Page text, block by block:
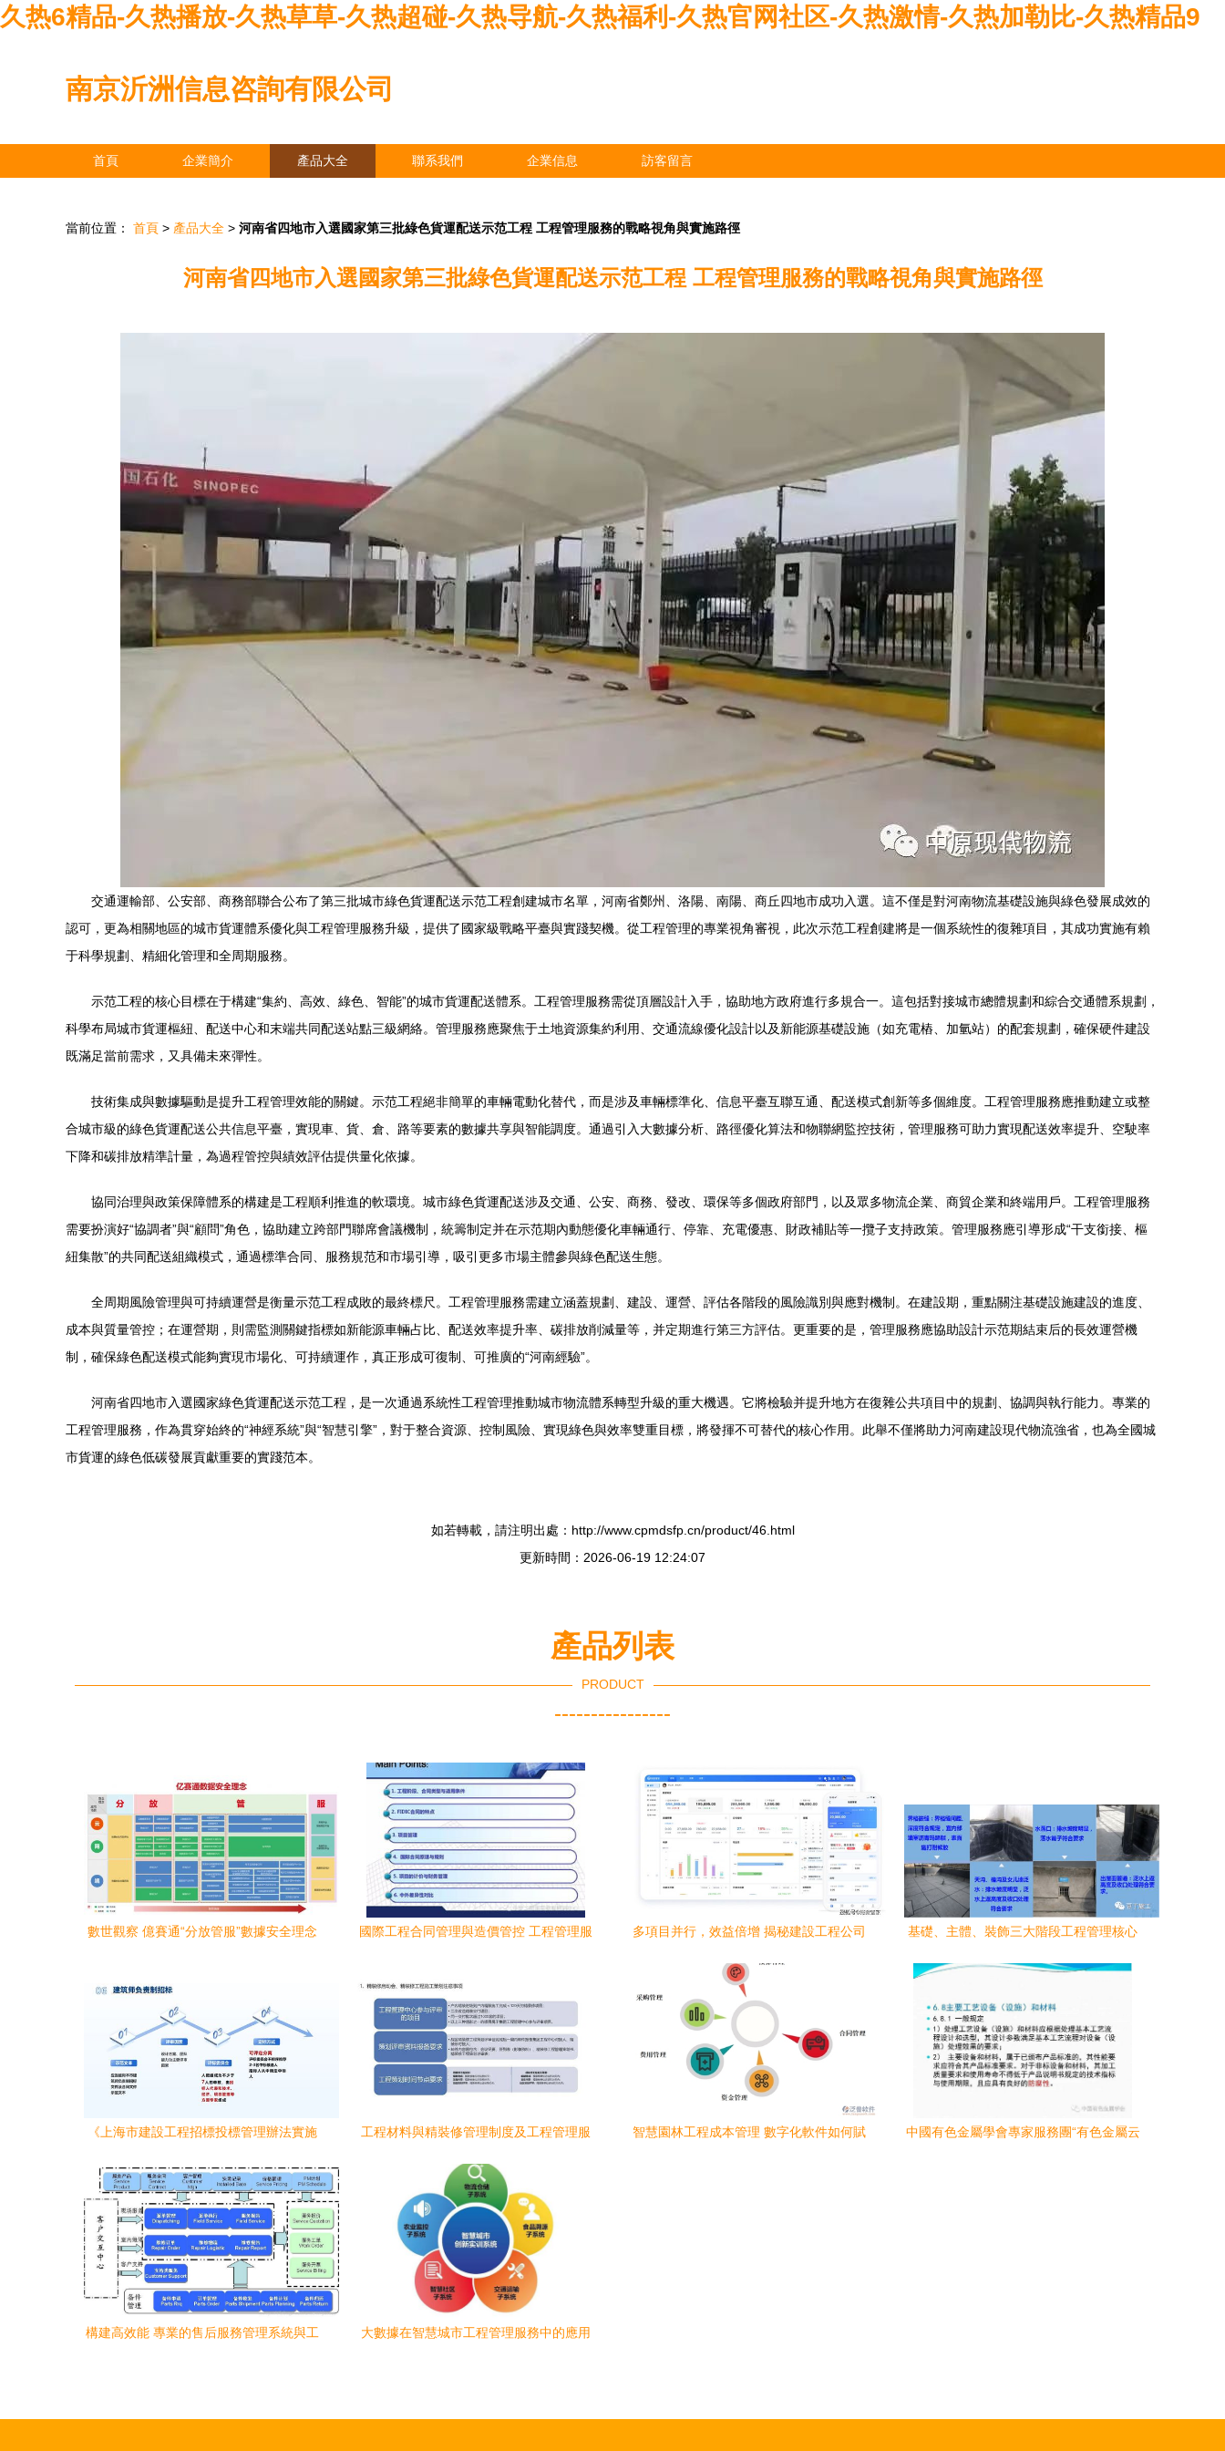
久热6精品-久热播放-久热草草-久热超碰-久热导航-久热福利-久热官网社区-久热激情-久热加勒比-久热精品9
南京沂洲信息咨詢有限公司
首頁 企業簡介 產品大全 聯系我們 企業信息 訪客留言
當前位置： 首頁 > 產品大全 > 河南省四地市入選國家第三批綠色貨運配送示范工程 工程管理服務的戰略視角與實施路徑
河南省四地市入選國家第三批綠色貨運配送示范工程 工程管理服務的戰略視角與實施路徑
交通運輸部、公安部、商務部聯合公布了第三批城市綠色貨運配送示范工程創建城市名單，河南省鄭州、洛陽、南陽、商丘四地市成功入選。這不僅是對河南物流基礎設施與綠色發展成效的
認可，更為相關地區的城市貨運體系優化與工程管理服務升級，提供了國家級戰略平臺與實踐契機。從工程管理的專業視角審視，此次示范工程創建將是一個系統性的復雜項目，其成功實施有賴
于科學規劃、精細化管理和全周期服務。
示范工程的核心目標在于構建“集約、高效、綠色、智能”的城市貨運配送體系。工程管理服務需從頂層設計入手，協助地方政府進行多規合一。這包括對接城市總體規劃和綜合交通體系規劃，
科學布局城市貨運樞紐、配送中心和末端共同配送站點三級網絡。管理服務應聚焦于土地資源集約利用、交通流線優化設計以及新能源基礎設施（如充電樁、加氫站）的配套規劃，確保硬件建設
既滿足當前需求，又具備未來彈性。
技術集成與數據驅動是提升工程管理效能的關鍵。示范工程絕非簡單的車輛電動化替代，而是涉及車輛標準化、信息平臺互聯互通、配送模式創新等多個維度。工程管理服務應推動建立或整
合城市級的綠色貨運配送公共信息平臺，實現車、貨、倉、路等要素的數據共享與智能調度。通過引入大數據分析、路徑優化算法和物聯網監控技術，管理服務可助力實現配送效率提升、空駛率
下降和碳排放精準計量，為過程管控與績效評估提供量化依據。
協同治理與政策保障體系的構建是工程順利推進的軟環境。城市綠色貨運配送涉及交通、公安、商務、發改、環保等多個政府部門，以及眾多物流企業、商貿企業和終端用戶。工程管理服務
需要扮演好“協調者”與“顧問”角色，協助建立跨部門聯席會議機制，統籌制定并在示范期內動態優化車輛通行、停靠、充電優惠、財政補貼等一攬子支持政策。管理服務應引導形成“干支銜接、樞
紐集散”的共同配送組織模式，通過標準合同、服務規范和市場引導，吸引更多市場主體參與綠色配送生態。
全周期風險管理與可持續運營是衡量示范工程成敗的最終標尺。工程管理服務需建立涵蓋規劃、建設、運營、評估各階段的風險識別與應對機制。在建設期，重點關注基礎設施建設的進度、
成本與質量管控；在運營期，則需監測關鍵指標如新能源車輛占比、配送效率提升率、碳排放削減量等，并定期進行第三方評估。更重要的是，管理服務應協助設計示范期結束后的長效運營機
制，確保綠色配送模式能夠實現市場化、可持續運作，真正形成可復制、可推廣的“河南經驗”。
河南省四地市入選國家綠色貨運配送示范工程，是一次通過系統性工程管理推動城市物流體系轉型升級的重大機遇。它將檢驗并提升地方在復雜公共項目中的規劃、協調與執行能力。專業的
工程管理服務，作為貫穿始終的“神經系統”與“智慧引擎”，對于整合資源、控制風險、實現綠色與效率雙重目標，將發揮不可替代的核心作用。此舉不僅將助力河南建設現代物流強省，也為全國城
市貨運的綠色低碳發展貢獻重要的實踐范本。
如若轉載，請注明出處：http://www.cpmdsfp.cn/product/46.html
更新時間：2026-06-19 12:24:07
產品列表
PRODUCT
----------------
數世觀察 億賽通“分放管服”數據安全理念
國際工程合同管理與造價管控 工程管理服
多項目并行，效益倍增 揭秘建設工程公司
基礎、主體、裝飾三大階段工程管理核心
《上海市建設工程招標投標管理辦法實施
工程材料與精裝修管理制度及工程管理服
智慧園林工程成本管理 數字化軟件如何賦
中國有色金屬學會專家服務團“有色金屬云
構建高效能 專業的售后服務管理系統與工
大數據在智慧城市工程管理服務中的應用